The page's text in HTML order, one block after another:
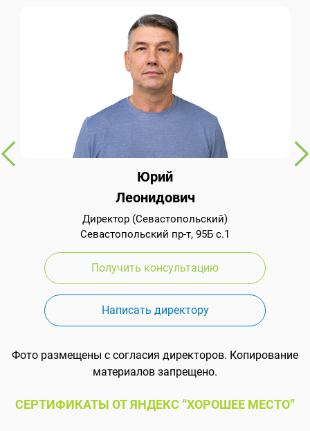
Юрий
Леонидович
Директор (Севастопольский)
Севастопольский пр-т, 95Б с.1
Получить консультацию
Написать директору
Фото размещены с согласия директоров. Копирование
материалов запрещено.
СЕРТИФИКАТЫ ОТ ЯНДЕКС “ХОРОШЕЕ МЕСТО”